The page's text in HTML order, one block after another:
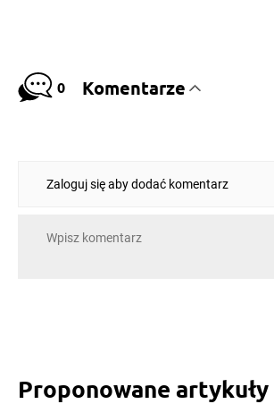
0 Komentarze
Zaloguj się aby dodać komentarz
Proponowane artykuły